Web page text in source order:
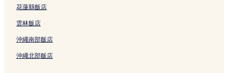
花蓮縣飯店
雲林飯店
沖繩南部飯店
沖繩北部飯店